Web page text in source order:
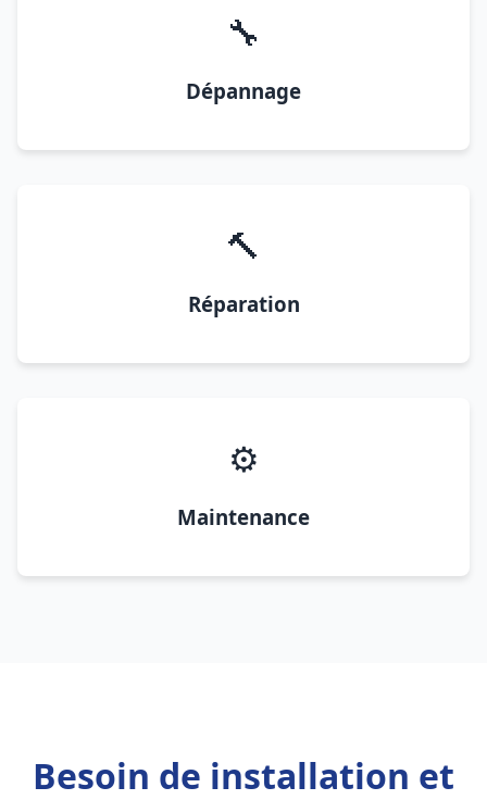
🔧
Dépannage
🔨
Réparation
⚙️
Maintenance
Besoin de installation et